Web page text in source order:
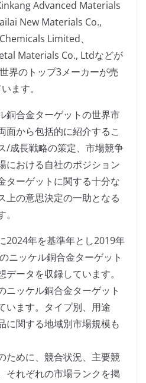
Advanced Materials
New Materials Co.,
Limited、
Materials Co., Ltdなどが
界のトップ3メーカーが売
ます。
銅合金ターゲットの世界市
面から包括的に紹介するこ
/成長戦略の策定、市場競争
における自社のポジション
ターゲットに関する十分な
上の意思決定の一助となる
2024年を基準年とし2019年
ニッケル銅合金ターゲット
ータを収録しています。
ニッケル銅合金ターゲット
います。タイプ別、用途
に関する地域別市場規模も
ために、競合状況、主要競
それぞれの市場ランクを掲